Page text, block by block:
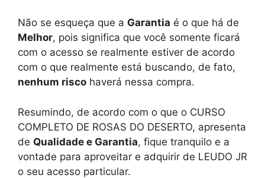
Não se esqueça que a Garantia é o que há de
Melhor, pois significa que você somente ficará
com o acesso se realmente estiver de acordo
com o que realmente está buscando, de fato,
nenhum risco haverá nessa compra.
Resumindo, de acordo com o que o CURSO
COMPLETO DE ROSAS DO DESERTO, apresenta
de Qualidade e Garantia, fique tranquilo e a
vontade para aproveitar e adquirir de LEUDO JR
o seu acesso particular.